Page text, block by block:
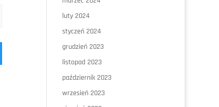
luty 2024
styczeń 2024
grudzień 2023
listopad 2023
październik 2023
wrzesień 2023